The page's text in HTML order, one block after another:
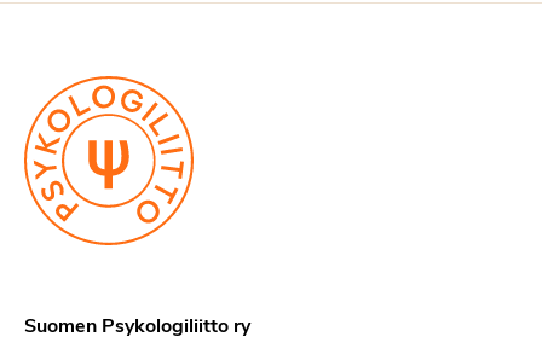
Suomen Psykologiliitto ry